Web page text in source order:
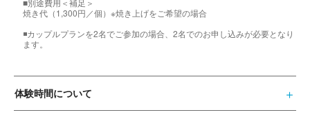
■別途費用＜補足＞
焼き代（1,300円／個）※焼き上げをご希望の場合
◾️カップルプランを2名でご参加の場合、2名でのお申し込みが必要となり
ます。
体験時間について